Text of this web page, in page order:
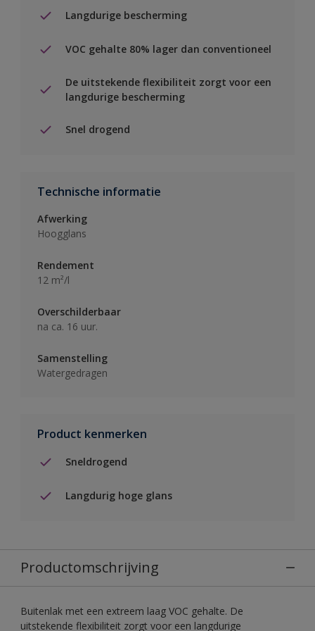
Langdurige bescherming
VOC gehalte 80% lager dan conventioneel
De uitstekende flexibiliteit zorgt voor een
langdurige bescherming
Snel drogend
Technische informatie
Afwerking
Hoogglans
Rendement
12 m²/l
Overschilderbaar
na ca. 16 uur.
Samenstelling
Watergedragen
Product kenmerken
Sneldrogend
Langdurig hoge glans
Productomschrijving
Buitenlak met een extreem laag VOC gehalte. De
uitstekende flexibiliteit zorgt voor een langdurige